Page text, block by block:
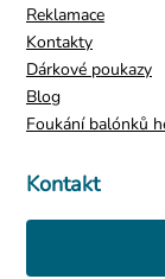
Kontakt
Reklamace
Kontakty
Dárkové poukazy
Blog
Foukání balónků